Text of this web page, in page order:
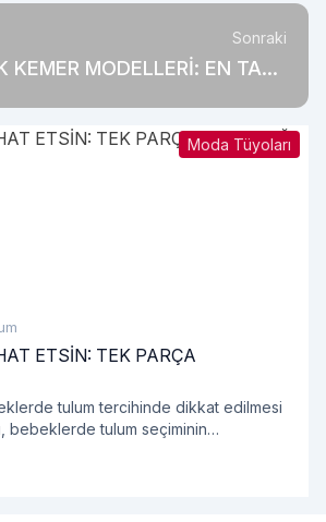
Sonraki
KEMER MODELLERİ: EN TARZ
Moda Tüyoları
ETSİN: TEK PARÇA
tulum tercihinde dikkat edilmesi
bebeklerde tulum seçiminin
açıklayalım.